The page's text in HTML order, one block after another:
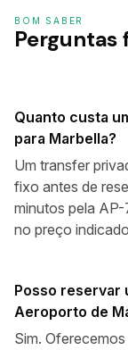
BOM SABER
Perguntas
Quanto custa
para Marbella?
Um transfer
fixo antes de
minutos pela
no preço
Posso reservar
Aeroporto de
Sim.